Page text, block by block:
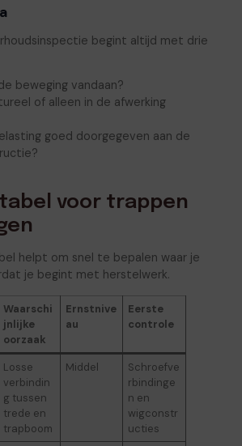
begint altijd met drie
beweging vandaan?
of alleen in de afwerking
goed doorgegeven aan de
voor trappen
helpt om snel te bepalen waar je
je begint met herstelwerk.
Waarschi
jnlijke
oorzaak
Ernstnive
au
Eerste
controle
Losse
verbindin
g tussen
trede en
trapboom
Middel
Schroefve
rbindinge
n en
wigconstr
ucties